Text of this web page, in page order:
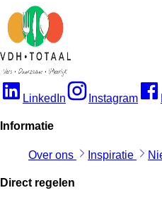
LinkedIn Instagram
Informatie
Over ons Inspiratie
Direct regelen